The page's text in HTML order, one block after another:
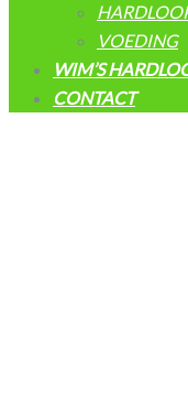
VOEDING
WIM’S
CONTACT